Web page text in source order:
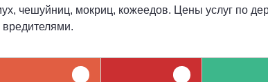
чешуйниц, мокриц, кожеедов. Цены услуг по